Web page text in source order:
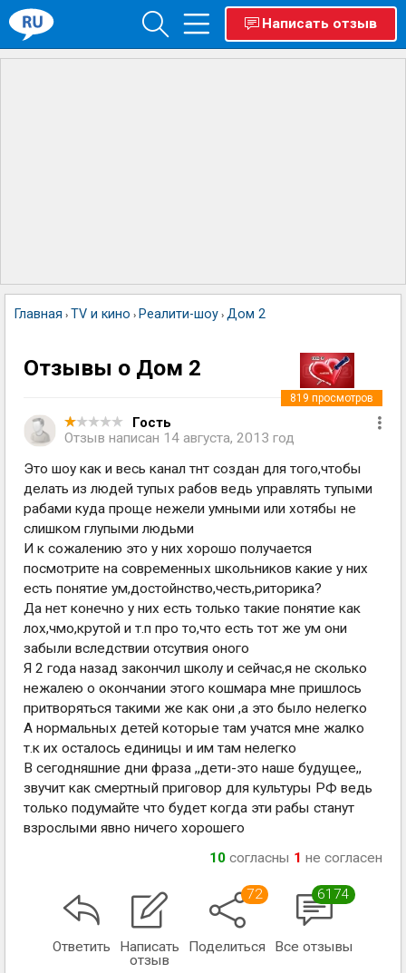
Написать отзыв
Главная › TV и кино › Реалити-шоу › Дом 2
Отзывы о Дом 2
Гость
Отзыв написан 14 августа, 2013 год
819 просмотров
Это шоу как и весь канал тнт создан для того,чтобы
делать из людей тупых рабов ведь управлять тупыми
рабами куда проще нежели умными или хотябы не
слишком глупыми людьми
И к сожалению это у них хорошо получается
посмотрите на современных школьников какие у них
есть понятие ум,достойнство,честь,риторика?
Да нет конечно у них есть только такие понятие как
лох,чмо,крутой и т.п про то,что есть тот же ум они
забыли вследствии отсутвия оного
Я 2 года назад закончил школу и сейчас,я не сколько
нежалею о окончании этого кошмара мне пришлось
притворяться такими же как они ,а это было нелегко
А нормальных детей которые там учатся мне жалко
т.к их осталось единицы и им там нелегко
В сегодняшние дни фраза ,,дети-это наше будущее,,
звучит как смертный приговор для культуры РФ ведь
только подумайте что будет когда эти рабы станут
взрослыми явно ничего хорошего
10 согласны 1 не согласен
Ответить
Написать
отзыв
72
Поделиться
6174
Все отзывы